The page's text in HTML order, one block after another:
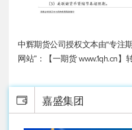
中辉期货公司授权文本由“专注
网站”：【一期货 www.1qh.cn】
嘉盛集团